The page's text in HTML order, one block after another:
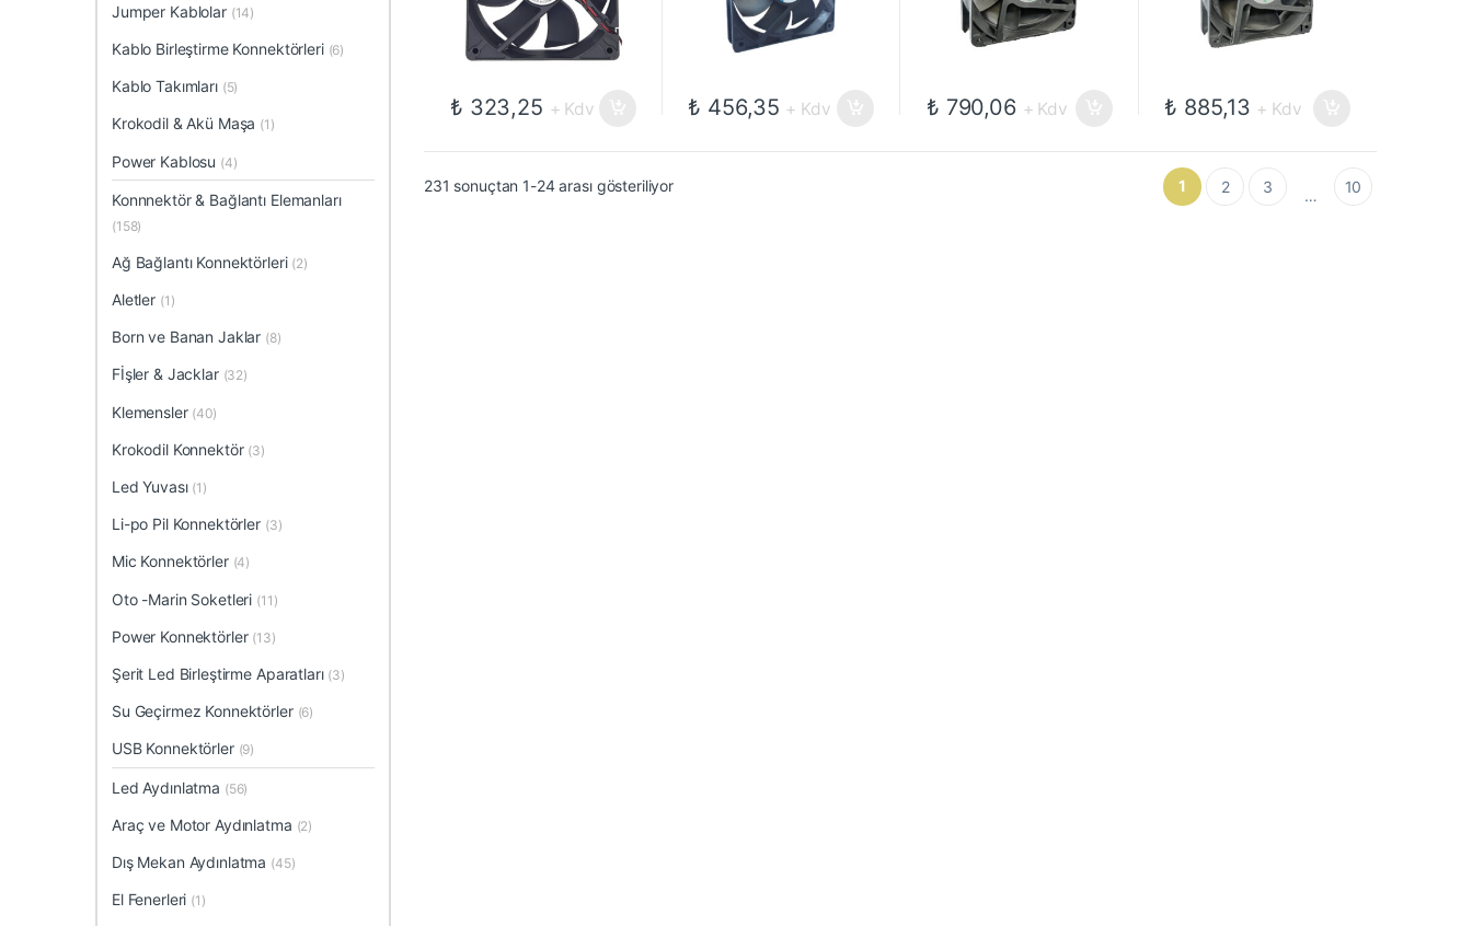
₺ 323,25 + Kdv ₺ 456,35 + Kdv ₺ 790,06 + Kdv ₺ 885,13 + Kdv
231 sonuçtan 1-24 arası gösteriliyor 1 2 3 … 10
Jumper Kablolar (14)
Kablo Birleştirme Konnektörleri (6)
Kablo Takımları (5)
Krokodil & Akü Maşa (1)
Power Kablosu (4)
Konnnektör & Bağlantı Elemanları
(158)
Ağ Bağlantı Konnektörleri (2)
Aletler (1)
Born ve Banan Jaklar (8)
Fİşler & Jacklar (32)
Klemensler (40)
Krokodil Konnektör (3)
Led Yuvası (1)
Li-po Pil Konnektörler (3)
Mic Konnektörler (4)
Oto -Marin Soketleri (11)
Power Konnektörler (13)
Şerit Led Birleştirme Aparatları (3)
Su Geçirmez Konnektörler (6)
USB Konnektörler (9)
Led Aydınlatma (56)
Araç ve Motor Aydınlatma (2)
Dış Mekan Aydınlatma (45)
El Fenerleri (1)